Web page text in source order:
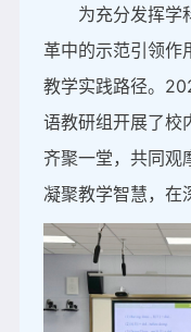
为充分发挥学
革中的示范引领作
教学实践路径。
语教研组开展了校
齐聚一堂，共同观
凝聚教学智慧，在